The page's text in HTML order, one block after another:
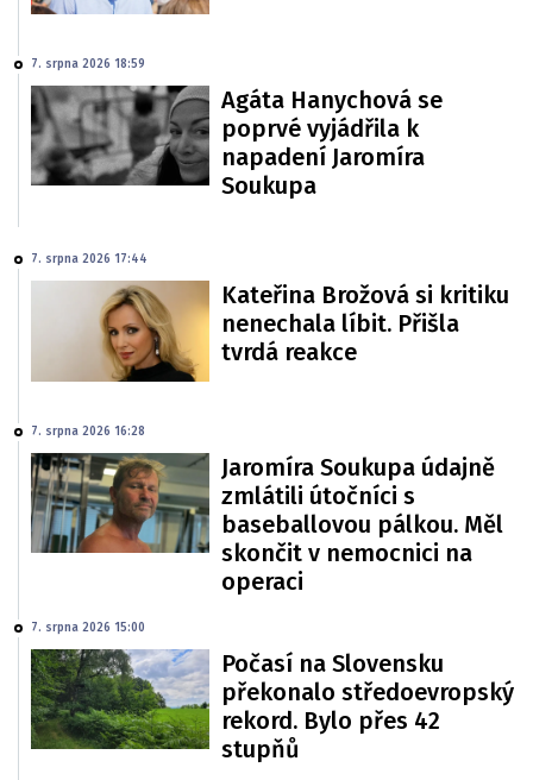
7. srpna 2026 18:59
Agáta Hanychová se
poprvé vyjádřila k
napadení Jaromíra
Soukupa
7. srpna 2026 17:44
Kateřina Brožová si kritiku
nenechala líbit. Přišla
tvrdá reakce
7. srpna 2026 16:28
Jaromíra Soukupa údajně
zmlátili útočníci s
baseballovou pálkou. Měl
skončit v nemocnici na
operaci
7. srpna 2026 15:00
Počasí na Slovensku
překonalo středoevropský
rekord. Bylo přes 42
stupňů